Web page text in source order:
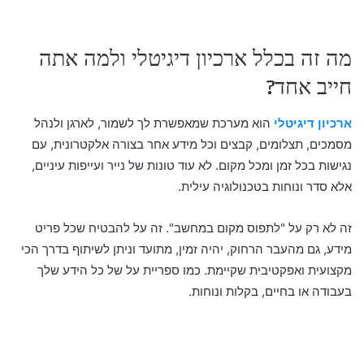
מה זה בכלל ארכיון דיגיטלי ולמה אתה
חייב אחד?
ארכיון דיגיטלי הוא מערכת שמאפשרת לך לשמור, לארגן ולנהל
מסמכים, תצלומים, קבצים וכל מידע אחר בצורה אלקטרונית, עם
נגישות בכל זמן ומכל מקום. לא עוד טונות של נייר ועייפות עיניים,
אלא סדר ונוחות בטכנולוגיה עילית.
זה לא רק על "לתפוס מקום במחשב". זה על להבטיח שכל פריט
מידע, גם מהעבר הרחוק, יהיה זמין, מתועד וניתן לשיתוף בדרך הכי
מקצועית ואפקטיבית שקיימת. כמו ספריית על של כל הידע שלך
בעבודה או בחיים, בקלות ונוחות.